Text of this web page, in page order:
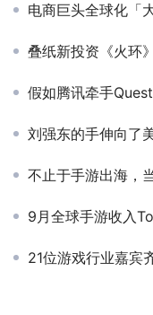
电商巨头全球化「
叠纸新投资《火环
假如腾讯牵手
刘强东的手伸向了
不止于手游出海，
9月全球手游收入Top20：
21位游戏行业嘉宾齐聚探讨2022